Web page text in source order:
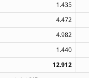
1.435
4.472
4.982
1.440
12.912